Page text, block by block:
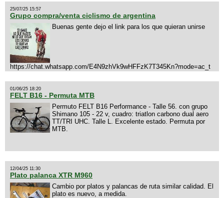
25/07/25 15:57
Grupo compra/venta ciclismo de argentina
Buenas gente dejo el link para los que quieran unirse
https://chat.whatsapp.com/E4N9zhVk9wHFFzK7T345Kn?mode=ac_t
01/06/25 18:20
FELT B16 - Permuta MTB
Permuto FELT B16 Performance - Talle 56. con grupo
Shimano 105 - 22 v, cuadro: triatlon carbono dual aero
TT/TRI UHC. Talle L. Excelente estado. Permuta por
MTB.
12/04/25 11:30
Plato palanca XTR M960
Cambio por platos y palancas de ruta similar calidad. El
plato es nuevo, a medida.